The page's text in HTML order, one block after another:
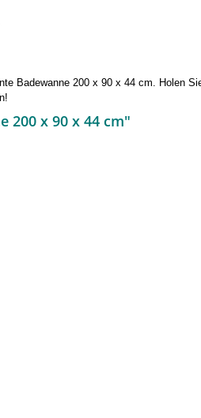
Badewanne 200 x 90 x 44 cm. Holen
200 x 90 x 44 cm"